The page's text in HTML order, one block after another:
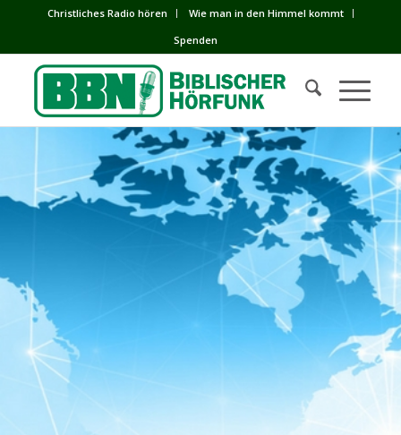
Сhristliches Radio hören
Wie man in den Himmel kommt
Spenden